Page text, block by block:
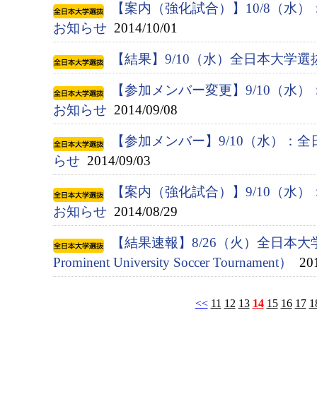
【案内（強化試合）】10/8（水
お知らせ 2014/10/01
【結果】9/10（水）全日本大学
【参加メンバー変更】9/10（水
お知らせ 2014/09/08
【参加メンバー】9/10（水）：
らせ 2014/09/03
【案内（強化試合）】9/10（水
お知らせ 2014/08/29
【結果速報】8/26（火）全日本
Prominent University Soccer Tournament）
<< 11 12 13 14 15 16 17